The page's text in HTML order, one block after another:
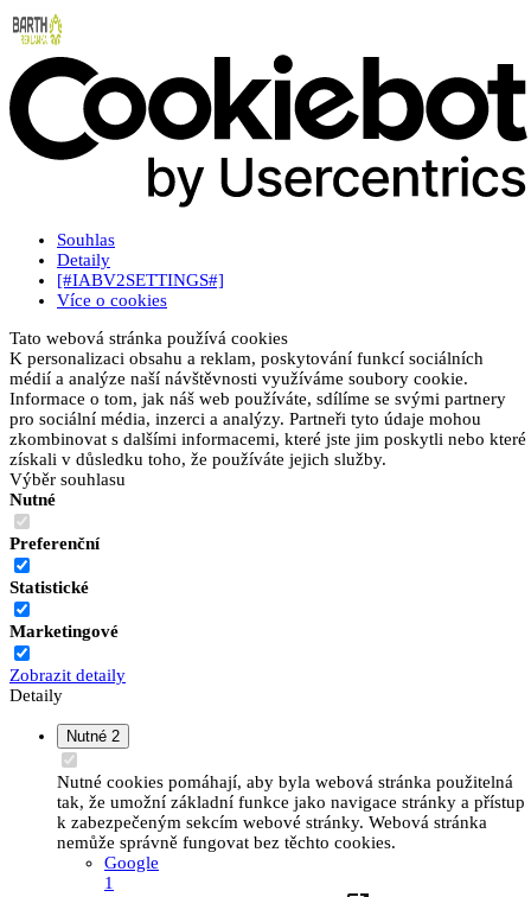
Souhlas
Detaily
[#IABV2SETTINGS#]
Více o cookies
Tato webová stránka používá cookies
K personalizaci obsahu a reklam, poskytování funkcí sociálních
médií a analýze naší návštěvnosti využíváme soubory cookie.
Informace o tom, jak náš web používáte, sdílíme se svými partnery
pro sociální média, inzerci a analýzy. Partneři tyto údaje mohou
zkombinovat s dalšími informacemi, které jste jim poskytli nebo které
získali v důsledku toho, že používáte jejich služby.
Výběr souhlasu
Nutné
Preferenční
Statistické
Marketingové
Zobrazit detaily
Detaily
Nutné 2
Nutné cookies pomáhají, aby byla webová stránka použitelná
tak, že umožní základní funkce jako navigace stránky a přístup
k zabezpečeným sekcím webové stránky. Webová stránka
nemůže správně fungovat bez těchto cookies.
Google
1